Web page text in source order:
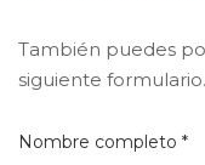
También puedes
siguiente formulario.
Nombre completo *